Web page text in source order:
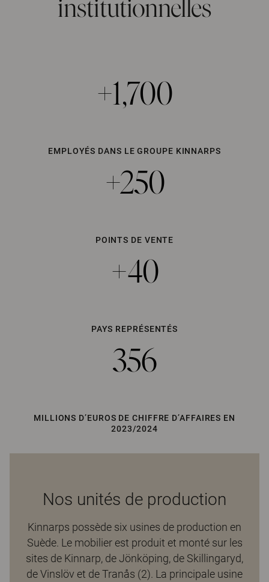
institutionnelles
+1,700
EMPLOYÉS DANS LE GROUPE KINNARPS
+250
POINTS DE VENTE
+40
PAYS REPRÉSENTÉS
356
MILLIONS D’EUROS DE CHIFFRE D’AFFAIRES EN
2023/2024
Nos unités de production
Kinnarps possède six usines de production en
Suède. Le mobilier est produit et monté sur les
sites de Kinnarp, de Jönköping, de Skillingaryd,
de Vinslöv et de Tranås (2). La principale usine